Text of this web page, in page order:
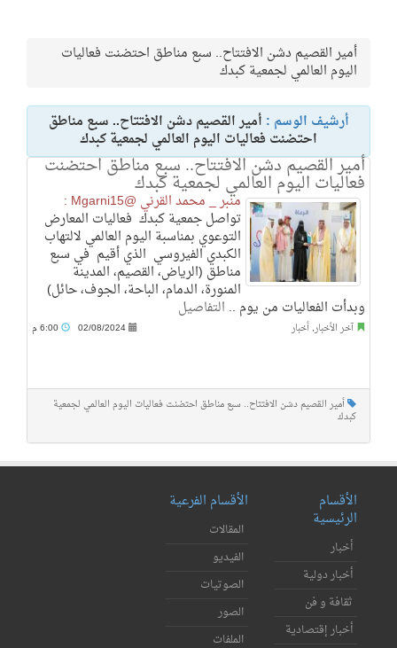
أمير القصيم دشن الافتتاح.. سبع مناطق احتضنت فعاليات
اليوم العالمي لجمعية كبدك
أرشيف الوسم : أمير القصيم دشن الافتتاح.. سبع مناطق
احتضنت فعاليات اليوم العالمي لجمعية كبدك
أمير القصيم دشن الافتتاح.. سبع مناطق احتضنت
فعاليات اليوم العالمي لجمعية كبدك
منبر _ محمد القرني @Mgarni15 :
تواصل جمعية كبدك فعاليات المعارض
التوعوي بمناسبة ⁧‫اليوم العالمي لالتهاب
الكبدي الفيروسي ‬⁩ الذي أقيم في سبع
مناطق (الرياض، القصيم، المدينة
المنورة، الدمام، الباحة، الجوف، حائل)
وبدأت الفعاليات من يوم .. التفاصيل
آخر الأخبار, أخبار 02/08/2024
أمير القصيم دشن الافتتاح.. سبع مناطق احتضنت فعاليات اليوم العالمي لجمعية
كبدك
الأقسام
الرئيسية
أخبار
أخبار دولية
ثقافة و فن
أخبار إقتصادية
الأقسام الفرعية
المقالات
الفيديو
الصوتيات
الصور
الملفات